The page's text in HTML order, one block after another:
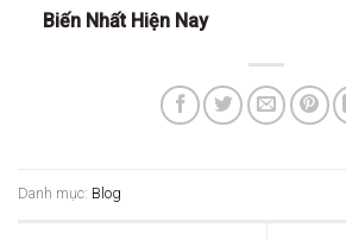
Biến Nhất Hiện Nay
Danh mục: Blog